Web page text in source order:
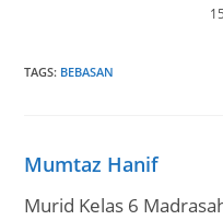
TAGS: BEBASAN
Mumtaz Hanif
Murid Kelas 6